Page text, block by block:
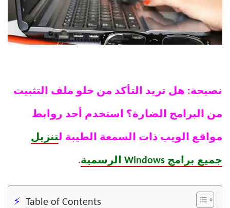
نصيحة: هل تريد التأكد من خلو ملف التثبيت
من البرامج الضارة؟ استخدم أحد روابط
مواقع الويب ذات السمعة الطيبة لتنزيل
جميع برامج Windows الرسمية .
Table of Contents